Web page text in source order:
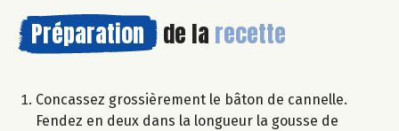
Préparation de la recette
Concassez grossièrement le bâton de cannelle.
Fendez en deux dans la longueur la gousse de